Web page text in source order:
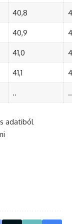
40,8
40,9
41,0
41,1
.. ..
adatiból